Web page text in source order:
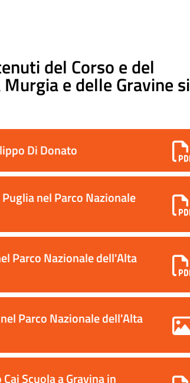
del Corso e del
e delle Gravine si
Di Donato
nel Parco Nazionale
Parco Nazionale dell'Alta
Parco Nazionale dell'Alta
Scuola a Gravina in